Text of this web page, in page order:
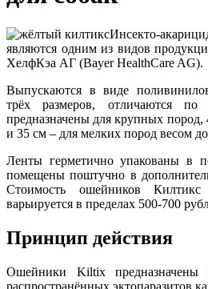
Инсекто-
являются одним из видов
ХелфКэа АГ (Bayer HealthCare AG).
Выпускаются в виде
трёх размеров, отличаются
предназначены для крупных пород,
и 35 см – для мелких пород весом до
Ленты герметично упакованы в
помещены поштучно в
Стоимость ошейников
варьируется в пределах 500-700
Принцип действия
Ошейники Kiltix предназначены
распространённых эктопаразитов